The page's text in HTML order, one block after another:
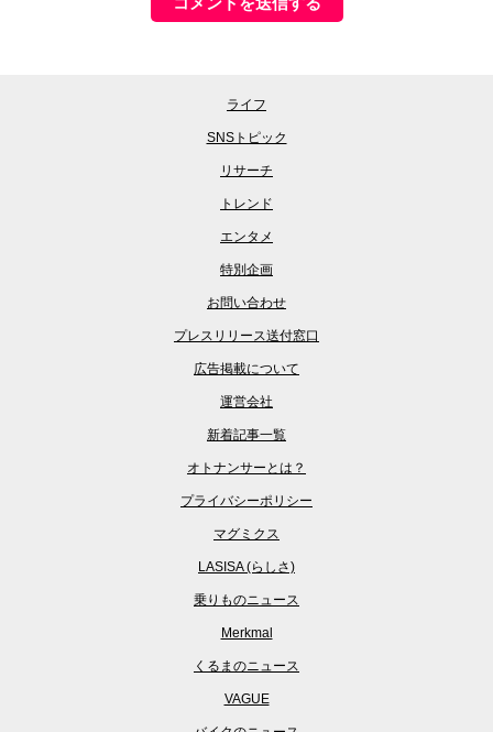
ライフ
SNSトピック
リサーチ
トレンド
エンタメ
特別企画
お問い合わせ
プレスリリース送付窓口
広告掲載について
運営会社
新着記事一覧
オトナンサーとは？
プライバシーポリシー
マグミクス
LASISA (らしさ)
乗りものニュース
Merkmal
くるまのニュース
VAGUE